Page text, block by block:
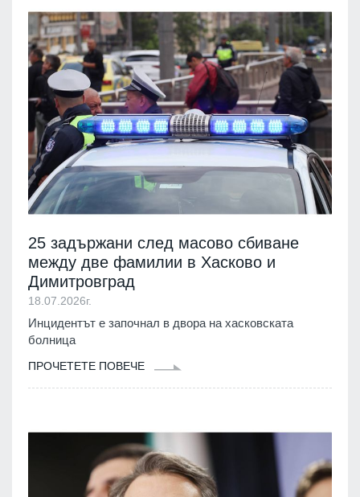
25 задържани след масово сбиване
между две фамилии в Хасково и
Димитровград
18.07.2026г.
Инцидентът е започнал в двора на хасковската
болница
ПРОЧЕТЕТЕ ПОВЕЧЕ